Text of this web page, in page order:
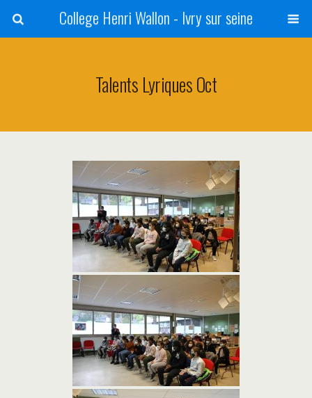
College Henri Wallon - Ivry sur seine
Talents Lyriques Oct